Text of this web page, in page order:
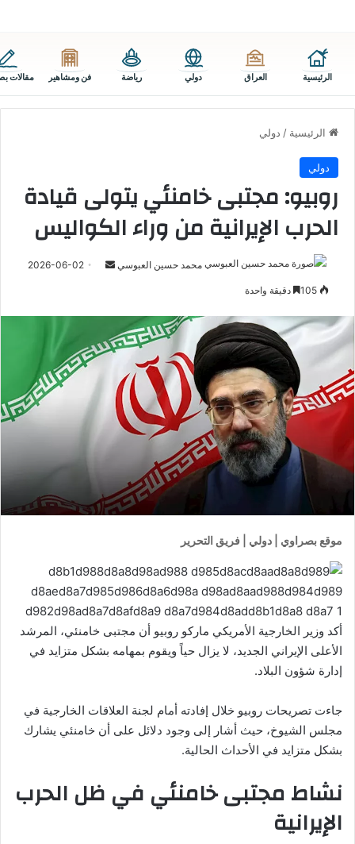
الرئيسية العراق دولي رياضة فن ومشاهير مقالات
الرئيسية / دولي
دولي
روبيو: مجتبى خامنئي يتولى قيادة
الحرب الإيرانية من وراء الكواليس
محمد حسين العبوسي
أرسل 2026-06-02
دقيقة واحدة
موقع بصراوي | دولي | فريق التحرير
أكد وزير الخارجية الأمريكي ماركو روبيو أن مجتبى خامنئي، المرشد
الأعلى الإيراني الجديد، لا يزال حياً ويقوم بمهامه بشكل متزايد في
إدارة شؤون البلاد.
جاءت تصريحات روبيو خلال إفادته أمام لجنة العلاقات الخارجية في
مجلس الشيوخ، حيث أشار إلى وجود دلائل على أن خامنئي يشارك
بشكل متزايد في الأحداث الحالية.
نشاط مجتبى خامنئي في ظل الحرب
الإيرانية